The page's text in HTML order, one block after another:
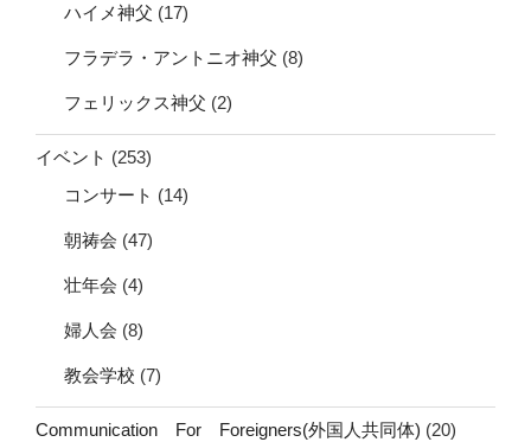
ハイメ神父 (17)
フラデラ・アントニオ神父 (8)
フェリックス神父 (2)
イベント (253)
コンサート (14)
朝祷会 (47)
壮年会 (4)
婦人会 (8)
教会学校 (7)
Communication For Foreigners(外国人共同体) (20)